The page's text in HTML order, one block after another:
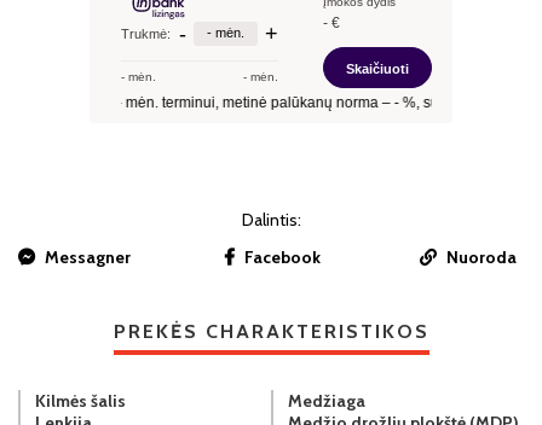
Dalintis:
Messagner
Facebook Nuoroda
PREKĖS CHARAKTERISTIKOS
Kilmės šalis
Medžiaga